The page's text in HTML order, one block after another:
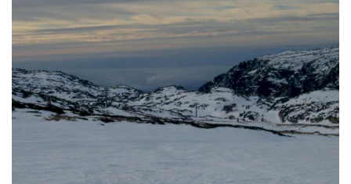
Estatuto Editorial
Saúde
Ficha técnica